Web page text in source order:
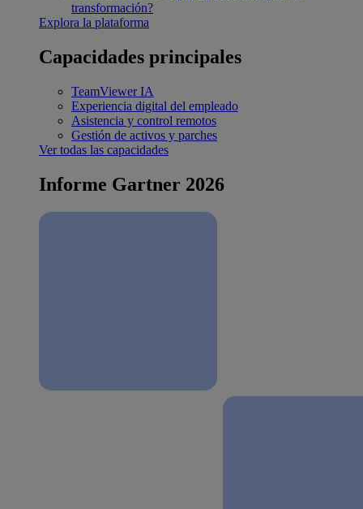
transformación?
Explora la plataforma
Capacidades principales
TeamViewer IA
Experiencia digital del empleado
Asistencia y control remotos
Gestión de activos y parches
Ver todas las capacidades
Informe Gartner 2026